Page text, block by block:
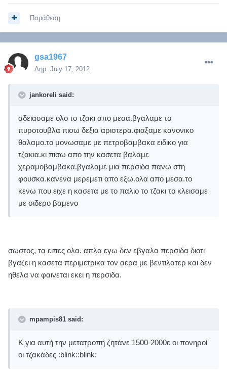
Παράθεση
gsa1967
Δημ. July 17, 2012
jankoreli said:
αδειασαμε ολο το τζακι απο μεσα.βγαλαμε το
πυροτουβλα πισω δεξια αριστερα.φιαξαμε κανονικο
θαλαμο.το μονωσαμε με πετροβαμβακα ειδικο για
τζακια.κι πισω απο την κασετα βαλαμε
χεραμοβαμβακα.βγαλαμε μια περσιδα πανω στη
φουσκα.κανενα μερεμετι απο εξω.ολα απο μεσα.το
κενω που ειχε η κασετα με το παλιο το τζακι το κλεισαμε
με σιδερο βαμενο
σωστος, τα ειπες ολα. απλα εγω δεν εβγαλα περσιδα διοτι
βγαζει η κασετα περιμετρικα τον αερα με βεντιλατερ και δεν
ηθελα να φαινεται εκει η περσιδα.
mpampis81 said:
Κ για αυτή την μετατροπή ζητάνε 1500-2000ε οι πονηροί
οι τζακάδες :blink::blink: